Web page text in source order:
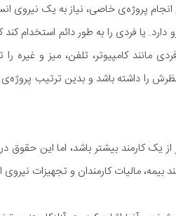
پروژه‌ی خاصی، نیاز به یک نیروی
یا فردی را به طور دائم استخدام
فردی مانند کامپیوتر، تلفن، میز و
را داشته باشد و بدین ترتیب
یک کارمند بیشتر باشد، اما این
بیمه، مالیات کارمندان و تجهیزات